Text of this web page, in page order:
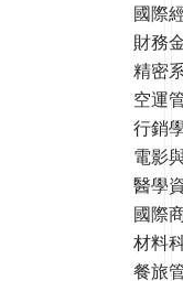
國際
財務
精密
空運
行銷
電影
醫學
國際
材料
餐旅